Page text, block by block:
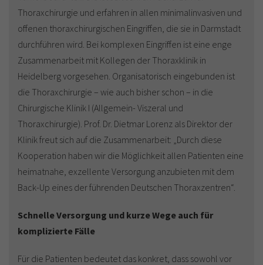
Thoraxchirurgie und erfahren in allen minimalinvasiven und
offenen thoraxchirurgischen Eingriffen, die sie in Darmstadt
durchführen wird. Bei komplexen Eingriffen ist eine enge
Zusammenarbeit mit Kollegen der Thoraxklinik in
Heidelberg vorgesehen. Organisatorisch eingebunden ist
die Thoraxchirurgie – wie auch bisher schon – in die
Chirurgische Klinik I (Allgemein- Viszeral und
Thoraxchirurgie). Prof. Dr. Dietmar Lorenz als Direktor der
Klinik freut sich auf die Zusammenarbeit: „Durch diese
Kooperation haben wir die Möglichkeit allen Patienten eine
heimatnahe, exzellente Versorgung anzubieten mit dem
Back-Up eines der führenden Deutschen Thoraxzentren“.
Schnelle Versorgung und kurze Wege auch für
komplizierte Fälle
Für die Patienten bedeutet das konkret, dass sowohl vor